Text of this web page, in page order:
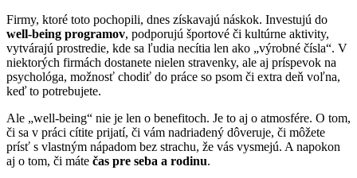
Firmy, ktoré toto pochopili, dnes získavajú náskok. Investujú do
well-being programov, podporujú športové či kultúrne aktivity,
vytvárajú prostredie, kde sa ľudia necítia len ako „výrobné čísla“. V
niektorých firmách dostanete nielen stravenky, ale aj príspevok na
psychológa, možnosť chodiť do práce so psom či extra deň voľna,
keď to potrebujete.
Ale „well-being“ nie je len o benefitoch. Je to aj o atmosfére. O tom,
či sa v práci cítite prijatí, či vám nadriadený dôveruje, či môžete
prísť s vlastným nápadom bez strachu, že vás vysmejú. A napokon
aj o tom, či máte čas pre seba a rodinu.